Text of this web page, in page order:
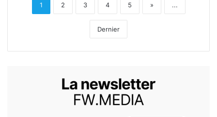
1 2 3 4 5 » ...
Dernier